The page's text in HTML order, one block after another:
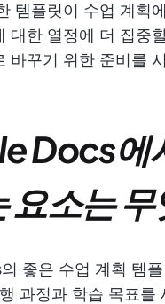
템플릿이 수업 계획
대한 열정에 더 집중
바꾸기 위한 준비를
Docs에
요소는
좋은 수업 계획 템
과정과 학습 목표